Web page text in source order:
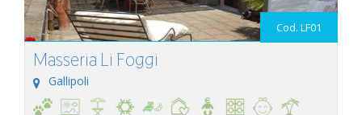
Cod. LF01
Masseria Li Foggi
Gallipoli